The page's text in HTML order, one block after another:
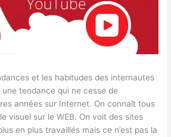
et les habitudes des internautes
tendance qui ne cesse de
années sur Internet. On connaît tous
visuel sur le WEB. On voit des sites
en plus travaillés mais ce n’est pas la